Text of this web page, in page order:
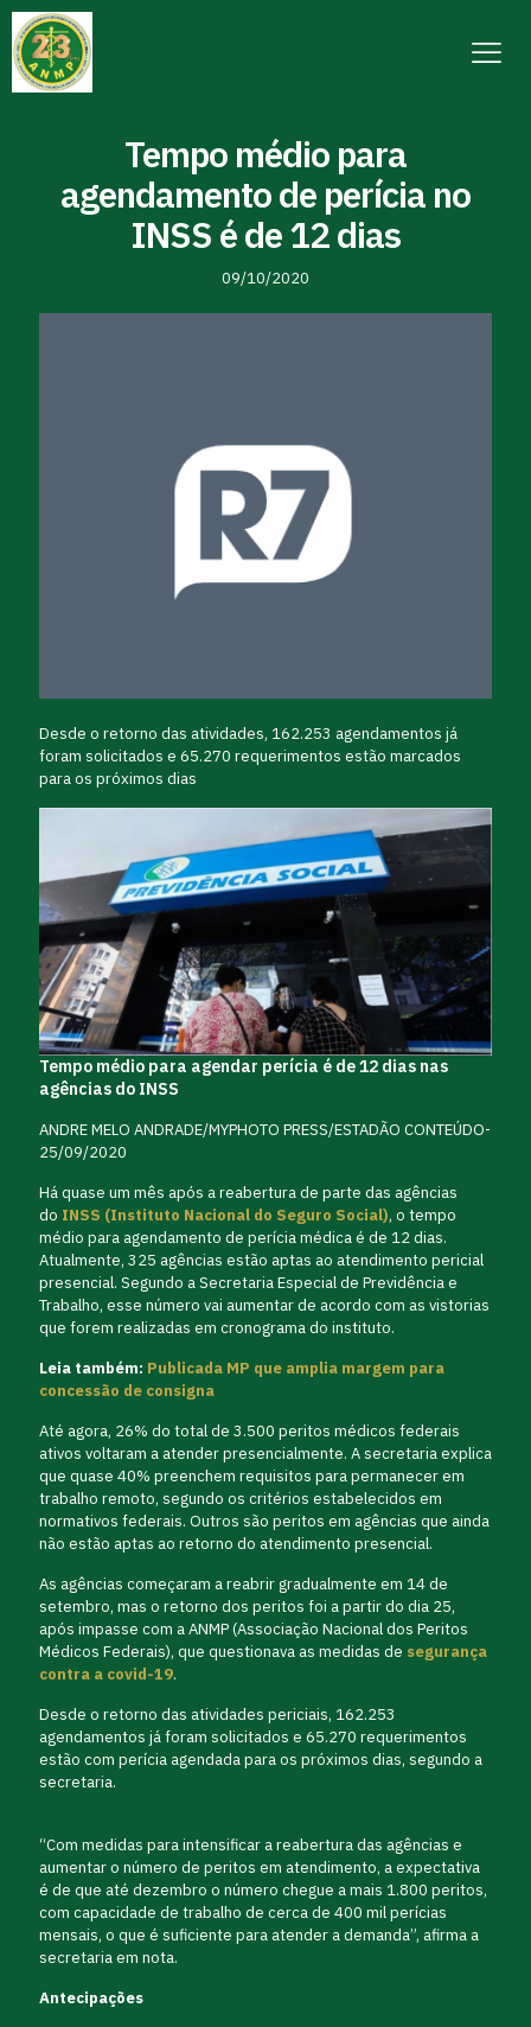
Tempo médio para
agendamento de perícia no
INSS é de 12 dias
09/10/2020
Desde o retorno das atividades, 162.253 agendamentos já
foram solicitados e 65.270 requerimentos estão marcados
para os próximos dias
Tempo médio para agendar perícia é de 12 dias nas
agências do INSS
ANDRE MELO ANDRADE/MYPHOTO PRESS/ESTADÃO CONTEÚDO-
25/09/2020
Há quase um mês após a reabertura de parte das agências
do INSS (Instituto Nacional do Seguro Social), o tempo
médio para agendamento de perícia médica é de 12 dias.
Atualmente, 325 agências estão aptas ao atendimento pericial
presencial. Segundo a Secretaria Especial de Previdência e
Trabalho, esse número vai aumentar de acordo com as vistorias
que forem realizadas em cronograma do instituto.
Leia também: Publicada MP que amplia margem para
concessão de consigna
Até agora, 26% do total de 3.500 peritos médicos federais
ativos voltaram a atender presencialmente. A secretaria explica
que quase 40% preenchem requisitos para permanecer em
trabalho remoto, segundo os critérios estabelecidos em
normativos federais. Outros são peritos em agências que ainda
não estão aptas ao retorno do atendimento presencial.
As agências começaram a reabrir gradualmente em 14 de
setembro, mas o retorno dos peritos foi a partir do dia 25,
após impasse com a ANMP (Associação Nacional dos Peritos
Médicos Federais), que questionava as medidas de segurança
contra a covid-19.
Desde o retorno das atividades periciais, 162.253
agendamentos já foram solicitados e 65.270 requerimentos
estão com perícia agendada para os próximos dias, segundo a
secretaria.
“Com medidas para intensificar a reabertura das agências e
aumentar o número de peritos em atendimento, a expectativa
é de que até dezembro o número chegue a mais 1.800 peritos,
com capacidade de trabalho de cerca de 400 mil perícias
mensais, o que é suficiente para atender a demanda”, afirma a
secretaria em nota.
Antecipações